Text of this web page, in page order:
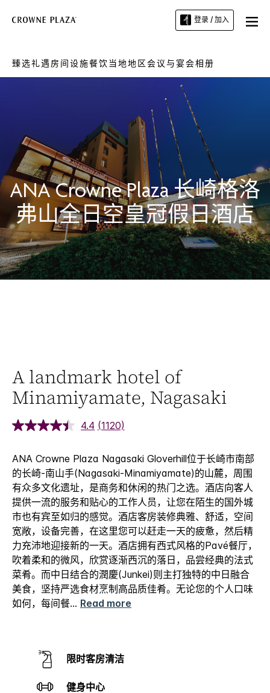
登录 / 加入
臻选礼遇 房间设施餐饮当地地区会议与宴会相册
ANA Crowne Plaza 长崎格洛
弗山全日空皇冠假日酒店
A landmark hotel of
Minamiyamate, Nagasaki
4.4 (1120)
ANA Crowne Plaza Nagasaki Gloverhill位于长崎市南部
的长崎-南山手(Nagasaki-Minamiyamate)的山麓，周围
有众多文化遗址，是商务和休闲的热门之选。酒店向客人
提供一流的服务和贴心的工作人员，让您在陌生的国外城
市也有宾至如归的感觉。酒店客房装修典雅、舒适，空间
宽敞，设备完善，在这里您可以赶走一天的疲惫，然后精
力充沛地迎接新的一天。酒店拥有西式风格的Pavé餐厅，
吹着柔和的微风，欣赏逐渐西沉的落日，品尝经典的法式
菜肴。而中日结合的潤慶(Junkei)则主打独特的中日融合
美食，坚持严选食材烹制高品质佳肴。无论您的个人口味
如何，每间餐... Read more
限时客房清洁
健身中心